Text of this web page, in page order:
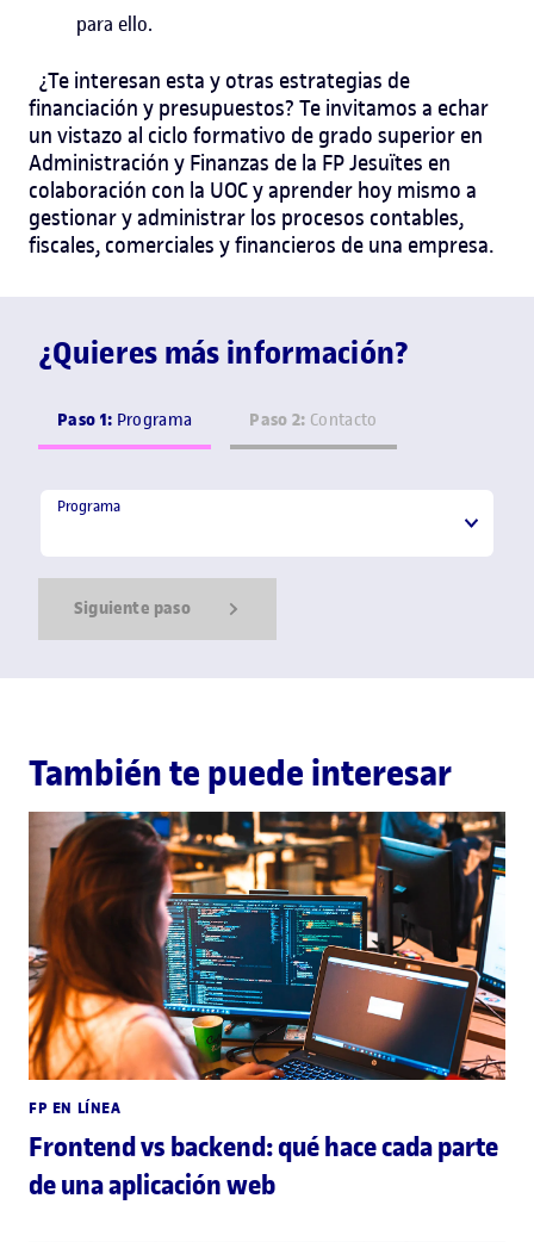
para ello.
¿Te interesan esta y otras estrategias de
financiación y presupuestos? Te invitamos a echar
un vistazo al ciclo formativo de grado superior en
Administración y Finanzas de la FP Jesuïtes en
colaboración con la UOC y aprender hoy mismo a
gestionar y administrar los procesos contables,
fiscales, comerciales y financieros de una empresa.
¿Quieres más información?
Paso 1: Programa Paso 2: Contacto
Programa
Programa
Siguiente paso
También te puede interesar
FP EN LÍNEA
Frontend vs backend: qué hace cada parte
de una aplicación web